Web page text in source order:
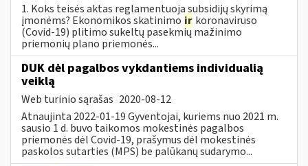
1. Koks teisės aktas reglamentuoja subsidijų skyrimą
įmonėms? Ekonomikos skatinimo ir koronaviruso
(Covid-19) plitimo sukeltų pasekmių mažinimo
priemonių plano priemonės...
DUK dėl pagalbos vykdantiems individualią
veiklą
Web turinio sąrašas 2020-08-12
Atnaujinta 2022-01-19 Gyventojai, kuriems nuo 2021 m.
sausio 1 d. buvo taikomos mokestinės pagalbos
priemonės dėl Covid-19, prašymus dėl mokestinės
paskolos sutarties (MPS) be palūkanų sudarymo...